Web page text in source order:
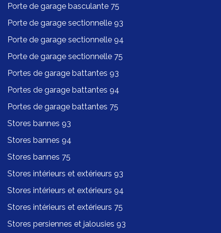
Porte de garage basculante 75
Porte de garage sectionnelle 93
Porte de garage sectionnelle 94
Porte de garage sectionnelle 75
Portes de garage battantes 93
Portes de garage battantes 94
Portes de garage battantes 75
Stores bannes 93
Stores bannes 94
Stores bannes 75
Stores intérieurs et extérieurs 93
Stores intérieurs et extérieurs 94
Stores intérieurs et extérieurs 75
Stores persiennes et jalousies 93